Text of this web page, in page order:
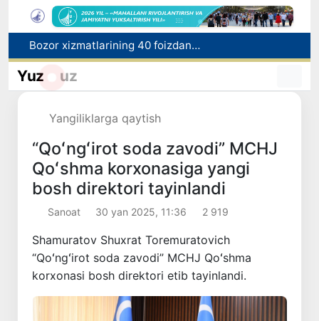
Bozor xizmatlarining 40 foizdan ortig‘i poytaxt hissasiga to‘g‘ri kelmoqda
“Men tanigan O‘zbekiston!”
Adolat, xolislik, rostlik va halollik muhitini yaratishga qaratilgan yangi qonun tafsiloti
O'zbekistonda zilzila sodir bo'ldi
Yuz uz
Yangiliklarga qaytish
“Qoʻngʻirot soda zavodi” MCHJ
Qoʻshma korxonasiga yangi
bosh direktori tayinlandi
Sanoat 30 yan 2025, 11:36 2 919
Shamuratov Shuxrat Toremuratovich
“Qoʻngʻirot soda zavodi” MCHJ Qoʻshma
korxonasi bosh direktori etib tayinlandi.